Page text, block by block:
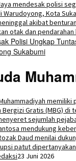
Polisi Ungkap
Sukabumi
23 Juni 2026